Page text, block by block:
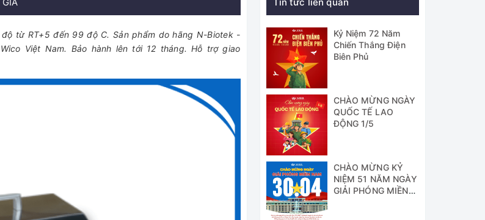
từ RT+5 đến 99 độ C. Sản phẩm do hãng N-Biotek -
Việt Nam. Bảo hành lên tới 12 tháng. Hỗ trợ giao
Kỷ Niệm 72 Năm
Chiến Thắng Điện
Biên Phủ
CHÀO MỪNG NGÀY
QUỐC TẾ LAO
ĐỘNG 1/5
CHÀO MỪNG KỶ
NIỆM 51 NĂM NGÀY
GIẢI PHÓNG MIỀN